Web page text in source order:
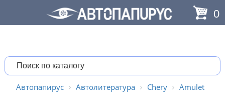
0
Автопапирус Автолитература Chery Amulet